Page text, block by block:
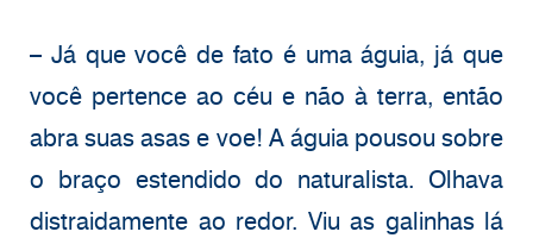
– Já que você de fato é uma águia, já que
você pertence ao céu e não à terra, então
abra suas asas e voe! A águia pousou sobre
o braço estendido do naturalista. Olhava
distraidamente ao redor. Viu as galinhas lá